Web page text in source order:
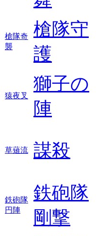
槍隊奇
襲
槍隊守
護
猿夜叉
獅子の
陣
草薙流 謀殺
鉄砲隊
円陣
鉄砲隊
剛撃